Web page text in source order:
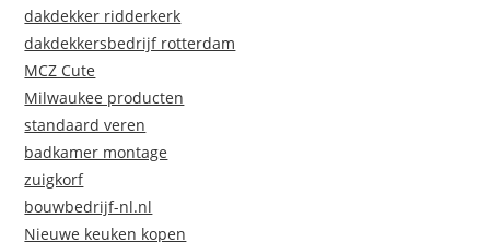
dakdekker ridderkerk
dakdekkersbedrijf rotterdam
MCZ Cute
Milwaukee producten
standaard veren
badkamer montage
zuigkorf
bouwbedrijf-nl.nl
Nieuwe keuken kopen